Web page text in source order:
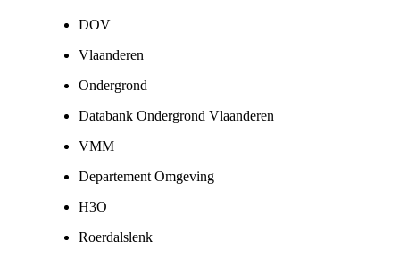
DOV
Vlaanderen
Ondergrond
Databank Ondergrond Vlaanderen
VMM
Departement Omgeving
H3O
Roerdalslenk